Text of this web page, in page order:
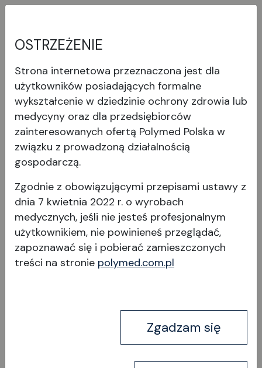
aberrację zapewnia dobre właściwości
obrazowania nawet przy pochyleniu lub
decentralizacji, poprawiając jakość widzenia
pacjentów.
Wyświetl produkt
OSTRZEŻENIE
Strona internetowa przeznaczona jest dla
użytkowników posiadających formalne
wykształcenie w dziedzinie ochrony zdrowia lub
medycyny oraz dla przedsiębiorców
zainteresowanych ofertą Polymed Polska w
związku z prowadzoną działalnością
gospodarczą.
Zgodnie z obowiązującymi przepisami ustawy z
dnia 7 kwietnia 2022 r. o wyrobach
medycznych, jeśli nie jesteś profesjonalnym
użytkownikiem, nie powinieneś przeglądać,
zapoznawać się i pobierać zamieszczonych
treści na stronie polymed.com.pl
Zgadzam się